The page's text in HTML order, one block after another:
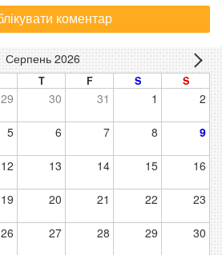
Серпень 2026
T F S S
29 30 31 1 2
5 6 7 8 9
12 13 14 15 16
19 20 21 22 23
26 27 28 29 30